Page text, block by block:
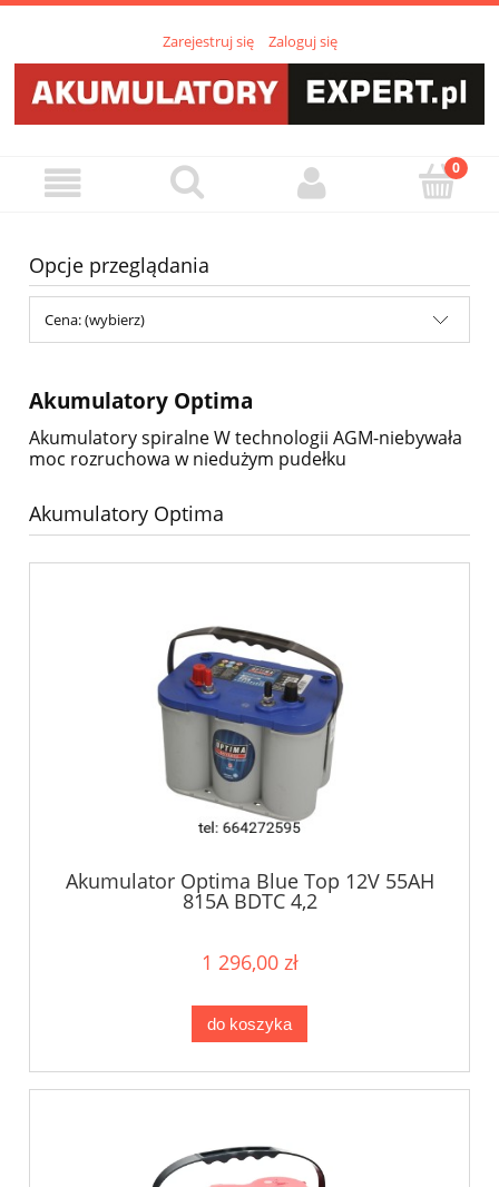
Zarejestruj się Zaloguj się
Opcje przeglądania
Cena: (wybierz)
Akumulatory Optima
Akumulatory spiralne W technologii AGM-niebywała
moc rozruchowa w niedużym pudełku
Akumulatory Optima
Akumulator Optima Blue Top 12V 55AH
815A BDTC 4,2
1 296,00 zł
do koszyka